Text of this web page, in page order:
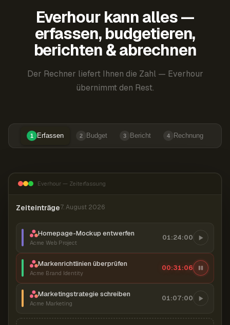
Everhour kann alles —
erfassen, budgetieren,
berichten & abrechnen
Der Rechner liefert Ihnen die Zahl — Everhour
übernimmt den Rest.
1 Erfassen 2 Budget 3 Bericht 4 Rechnung
Everhour — Zeiterfassung
Zeiteinträge7. August 2026
Homepage-Mockup entwerfen
Acme Web Project
01:24:00
Markenrichtlinien überprüfen
Acme Brand Identity
00:31:07
Marketingstrategie schreiben
Acme Marketing
01:07:00